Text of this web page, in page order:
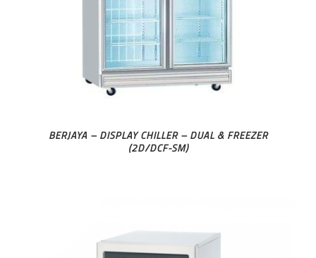
BERJAYA – DISPLAY CHILLER – DUAL & FREEZER
(2D/DCF-SM)